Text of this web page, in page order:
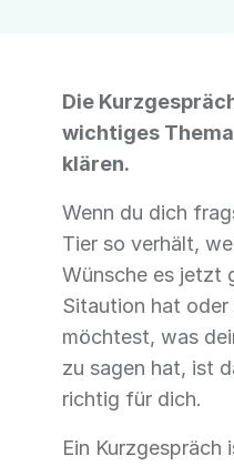
Die
wichtiges
klären.
Wenn du dich
Tier so verhält,
Wünsche es jetzt
Sitaution hat
möchtest, was
zu sagen hat, ist
richtig für dich.
Ein Kurzgespräch